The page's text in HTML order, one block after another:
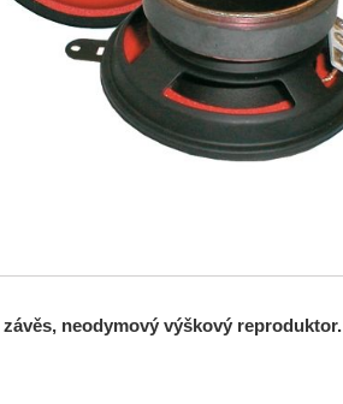
neodymový výškový reproduktor.